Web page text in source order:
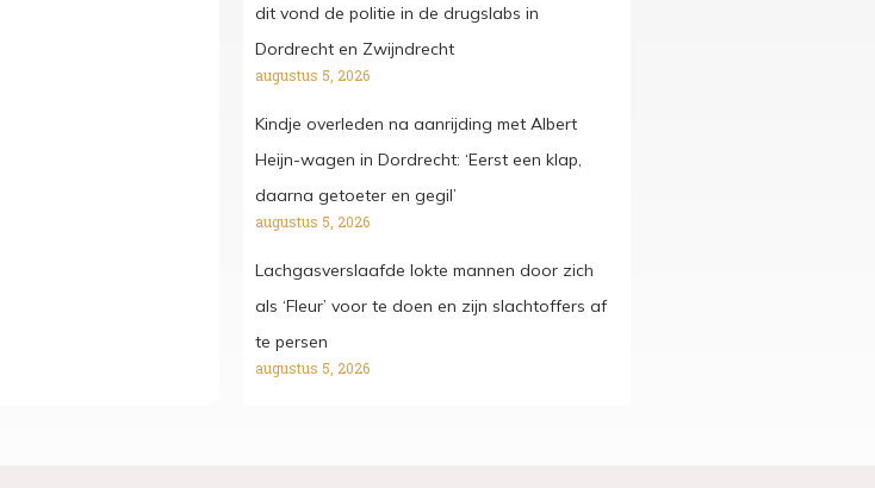
dit vond de politie in de drugslabs in
Dordrecht en Zwijndrecht
augustus 5, 2026
Kindje overleden na aanrijding met Albert
Heijn-wagen in Dordrecht: ‘Eerst een klap,
daarna getoeter en gegil’
augustus 5, 2026
Lachgasverslaafde lokte mannen door zich
als ‘Fleur’ voor te doen en zijn slachtoffers af
te persen
augustus 5, 2026